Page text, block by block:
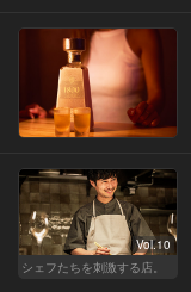
Vol.10
シェフたちを刺激する店。